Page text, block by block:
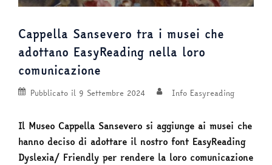
Cappella Sansevero tra i musei che
adottano EasyReading nella loro
comunicazione
Pubblicato il 9 Settembre 2024 Info Easyreading
Il Museo Cappella Sansevero si aggiunge ai musei che
hanno deciso di adottare il nostro font EasyReading
Dyslexia/ Friendly per rendere la loro comunicazione